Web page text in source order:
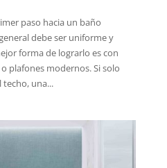
paso hacia un baño
debe ser uniforme y
forma de lograrlo es con
plafones modernos. Si solo
una...